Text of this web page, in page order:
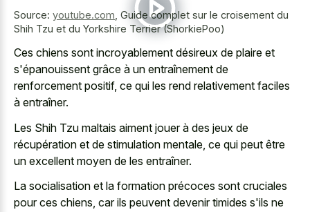
Source: youtube.com Guide complet sur le croisement du
Shih Tzu et du Yorkshire Terrier (ShorkiePoo)
Ces chiens sont incroyablement désireux de plaire et
s'épanouissent grâce à un entraînement de
renforcement positif, ce qui les rend relativement faciles
à entraîner.
Les Shih Tzu maltais aiment jouer à des jeux de
récupération et de stimulation mentale, ce qui peut être
un excellent moyen de les entraîner.
La socialisation et la formation précoces sont cruciales
pour ces chiens, car ils peuvent devenir timides s'ils ne